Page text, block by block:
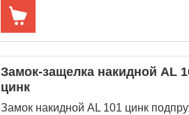
Замок-защелка накидной AL
цинк
Замок накидной AL 101 цинк